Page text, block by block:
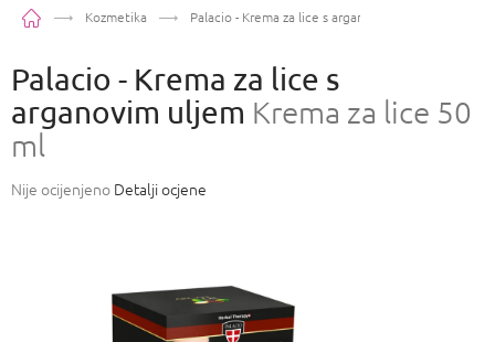
PočetnaKozmetika Palacio - Krema za lice s arganovim uljem
Palacio - Krema za lice s
arganovim uljem Krema za lice 50
ml
Prosječna
Nije ocijenjeno Detalji ocjene